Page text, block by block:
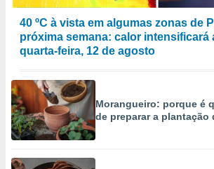
40 ºC à vista em algumas zonas de
próxima semana: calor intensificará
quarta-feira, 12 de agosto
Morangueiro: porque é
de preparar a plantação